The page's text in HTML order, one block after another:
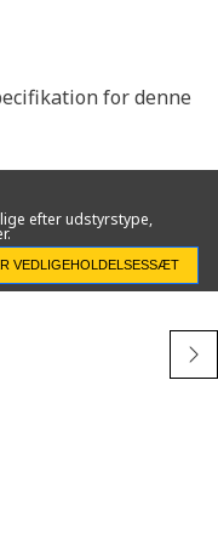
for denne
efter udstyrstype,
VEDLIGEHOLDELSESSÆT